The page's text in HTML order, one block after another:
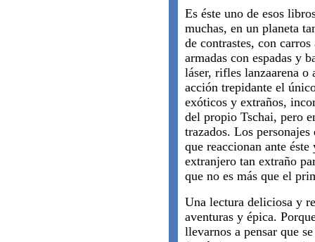
Es éste uno de esos
muchas, en un planeta
de contrastes, con
armadas con espadas y
láser, rifles lanzaarena o
acción trepidante el
exóticos y extraños,
del propio Tschai, pero
trazados. Los
que reaccionan ante
extranjero tan extraño
que no es más que el
Una lectura deliciosa y
aventuras y épica.
llevarnos a pensar que